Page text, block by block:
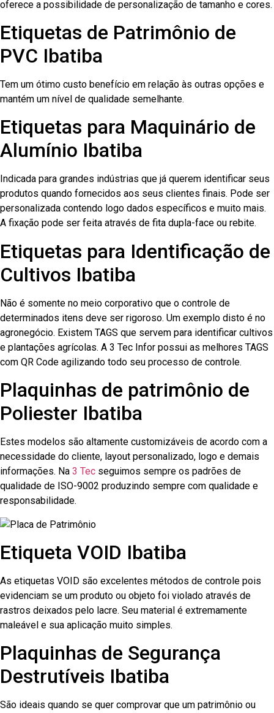
oferece a possibilidade de personalização de tamanho e cores.
Etiquetas de Patrimônio de
PVC Ibatiba
Tem um ótimo custo benefício em relação às outras opções e
mantém um nível de qualidade semelhante.
Etiquetas para Maquinário de
Alumínio Ibatiba
Indicada para grandes indústrias que já querem identificar seus
produtos quando fornecidos aos seus clientes finais. Pode ser
personalizada contendo logo dados específicos e muito mais.
A fixação pode ser feita através de fita dupla-face ou rebite.
Etiquetas para Identificação de
Cultivos Ibatiba
Não é somente no meio corporativo que o controle de
determinados itens deve ser rigoroso. Um exemplo disto é no
agronegócio. Existem TAGS que servem para identificar cultivos
e plantações agrícolas. A 3 Tec Infor possui as melhores TAGS
com QR Code agilizando todo seu processo de controle.
Plaquinhas de patrimônio de
Poliester Ibatiba
Estes modelos são altamente customizáveis de acordo com a
necessidade do cliente, layout personalizado, logo e demais
informações. Na 3 Tec seguimos sempre os padrões de
qualidade de ISO-9002 produzindo sempre com qualidade e
responsabilidade.
Etiqueta VOID Ibatiba
As etiquetas VOID são excelentes métodos de controle pois
evidenciam se um produto ou objeto foi violado através de
rastros deixados pelo lacre. Seu material é extremamente
maleável e sua aplicação muito simples.
Plaquinhas de Segurança
Destrutíveis Ibatiba
São ideais quando se quer comprovar que um patrimônio ou